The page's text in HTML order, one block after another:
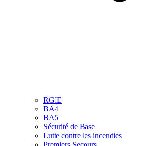
RGIE
BA4
BA5
Sécurité de Base
Lutte contre les incendies